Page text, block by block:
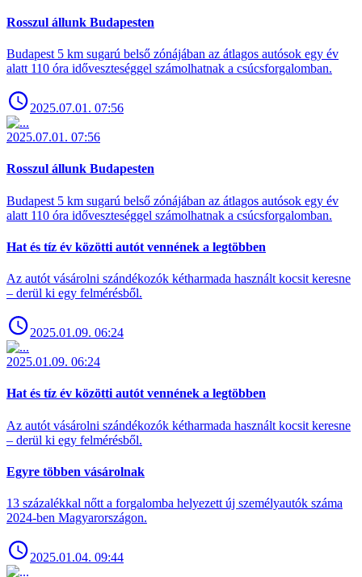
Rosszul állunk Budapesten
Budapest 5 km sugarú belső zónájában az átlagos autósok egy év
alatt 110 óra időveszteséggel számolhatnak a csúcsforgalomban.
2025.07.01. 07:56
2025.07.01. 07:56
Rosszul állunk Budapesten
Budapest 5 km sugarú belső zónájában az átlagos autósok egy év
alatt 110 óra időveszteséggel számolhatnak a csúcsforgalomban.
Hat és tíz év közötti autót vennének a legtöbben
Az autót vásárolni szándékozók kétharmada használt kocsit keresne
– derül ki egy felmérésből.
2025.01.09. 06:24
2025.01.09. 06:24
Hat és tíz év közötti autót vennének a legtöbben
Az autót vásárolni szándékozók kétharmada használt kocsit keresne
– derül ki egy felmérésből.
Egyre többen vásárolnak
13 százalékkal nőtt a forgalomba helyezett új személyautók száma
2024-ben Magyarországon.
2025.01.04. 09:44